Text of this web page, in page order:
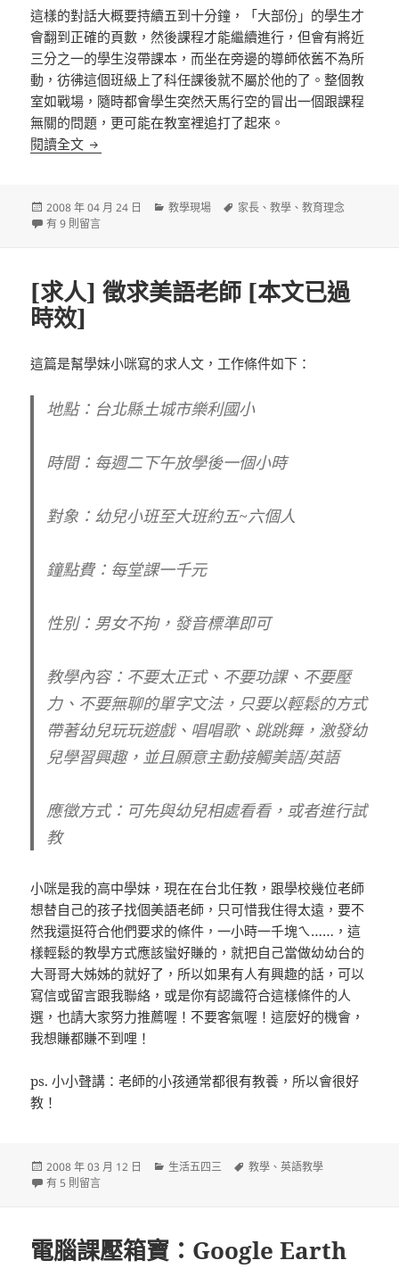
這樣的對話大概要持續五到十分鐘，「大部份」的學生才
會翻到正確的頁數，然後課程才能繼續進行，但會有將近
三分之一的學生沒帶課本，而坐在旁邊的導師依舊不為所
動，彷彿這個班級上了科任課後就不屬於他的了。整個教
室如戰場，隨時都會學生突然天馬行空的冒出一個跟課程
無關的問題，更可能在教室裡追打了起來。
閱讀全文 如果你是家長……
發
佈
2008 年 04 月 24 日
分
教學現場
標
家長 、教學 、教育理念
在〈如果你是家長……〉中
有 9 則留言
[求人] 徵求美語老師 [本文已過
時效]
這篇是幫學妹小咪寫的求人文，工作條件如下：
地點： 台北縣土城市樂利國小
時間： 每週二下午放學後一個小時
對象： 幼兒小班至大班約五~六個人
鐘點費： 每堂課一千元
性別： 男女不拘，發音標準即可
教學內容： 不要太正式、不要功課、不要壓
力、不要無聊的單字文法，只要以輕鬆的方式
帶著幼兒玩玩遊戲、唱唱歌、跳跳舞，激發幼
兒學習興趣，並且願意主動接觸美語/英語
應徵方式： 可先與幼兒相處看看，或者進行試
教
小咪是我的高中學妹，現在在台北任教，跟學校幾位老師
想替自己的孩子找個美語老師，只可惜我住得太遠，要不
然我還挺符合他們要求的條件，一小時一千塊ㄟ……，這
樣輕鬆的教學方式應該蠻好賺的，就把自己當做幼幼台的
大哥哥大姊姊的就好了，所以如果有人有興趣的話，可以
寫信或留言跟我聯絡，或是你有認識符合這樣條件的人
選，也請大家努力推薦喔！不要客氣喔！這麼好的機會，
我想賺都賺不到哩！
ps. 小小聲講：老師的小孩通常都很有教養，所以會很好
教！
發
佈
2008 年 03 月 12 日
分
生活五四三
標
教學 、英語教學
在〈[求人] 徵求美語老師 [本文已過時效]〉中
有 5 則留言
電腦課壓箱寶：Google Earth